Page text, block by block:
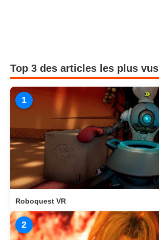
Top 3 des articles les plus vus
1
Roboquest VR
2